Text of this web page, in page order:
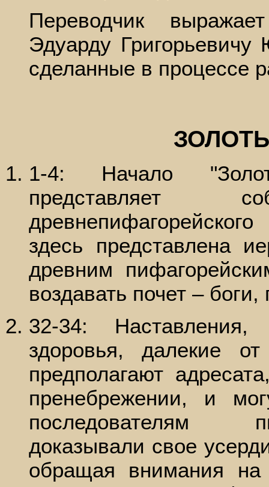
Переводчик
Эдуарду
сделанные в процессе
1-4: Начало
здесь представлена
древним
воздавать почет –
32-34: Наставления,
здоровья, далекие от
предполагают
пренебрежении, и
последователям
доказывали свое
обращая внимания